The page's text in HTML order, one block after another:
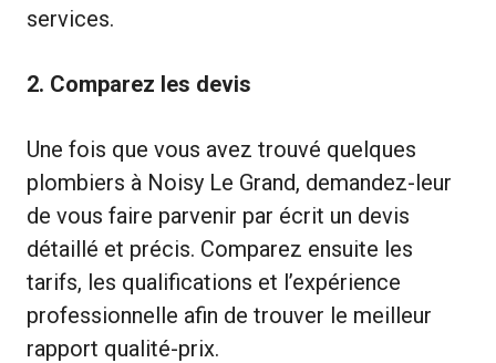
services.
2. Comparez les devis
Une fois que vous avez trouvé quelques
plombiers à Noisy Le Grand, demandez-leur
de vous faire parvenir par écrit un devis
détaillé et précis. Comparez ensuite les
tarifs, les qualifications et l’expérience
professionnelle afin de trouver le meilleur
rapport qualité-prix.